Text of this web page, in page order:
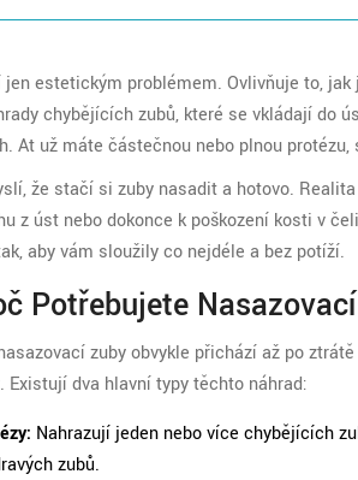
jen estetickým problémem. Ovlivňuje to,
chybějících zubů, které se vkládají do
. Ať už máte částečnou nebo plnou
že stačí si zuby nasadit a hotovo.
z úst nebo dokonce k poškození kosti v
aby vám sloužily co nejdéle a bez potíží.
Potřebujete
zuby obvykle přichází až po
Existují dva hlavní typy těchto náhrad:
Nahrazují jeden nebo více chybějících
zubů.